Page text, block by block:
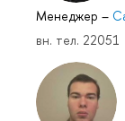
Менеджер –
вн. тел. 22051